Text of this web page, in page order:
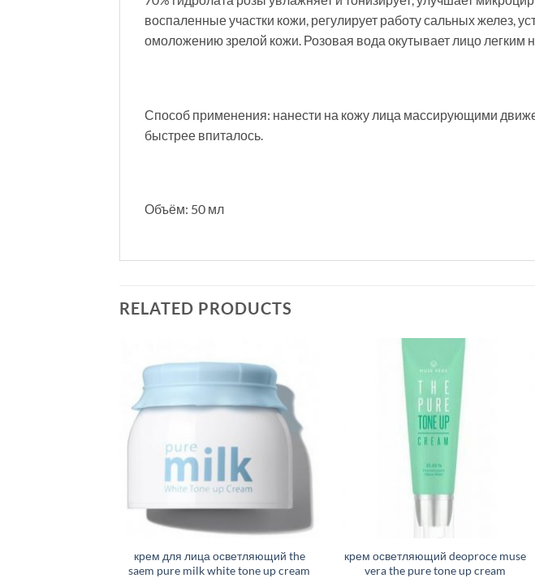
воспаленные участки кожи, регулирует работу сальных желез,
омоложению зрелой кожи. Розовая вода окутывает лицо
Способ применения: нанести на кожу лица массирующими
быстрее впиталось.
Объём: 50 мл
RELATED PRODUCTS
крем для лица осветляющий the
saem pure milk white tone up cream
крем осветляющий deoproce muse
vera the pure tone up cream